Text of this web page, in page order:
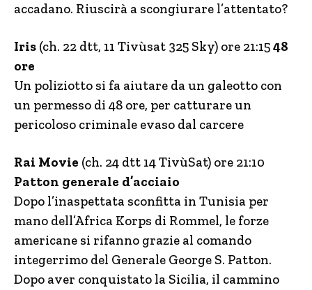
accadano. Riuscirà a scongiurare l’attentato?
Iris (ch. 22 dtt, 11 Tivùsat 325 Sky) ore 21:1548
ore
Un poliziotto si fa aiutare da un galeotto con
un permesso di 48 ore, per catturare un
pericoloso criminale evaso dal carcere
Rai Movie (ch. 24 dtt 14 TivùSat) ore 21:10
Patton generale d’acciaio
Dopo l’inaspettata sconfitta in Tunisia per
mano dell’Africa Korps di Rommel, le forze
americane si rifanno grazie al comando
integerrimo del Generale George S. Patton.
Dopo aver conquistato la Sicilia, il cammino